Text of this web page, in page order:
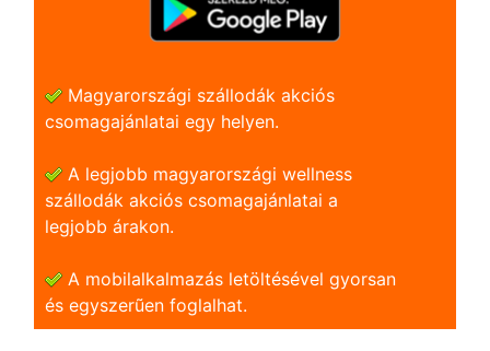
Magyarországi szállodák akciós
csomagajánlatai egy helyen.
A legjobb magyarországi wellness
szállodák akciós csomagajánlatai a
legjobb árakon.
A mobilalkalmazás letöltésével gyorsan
és egyszerũen foglalhat.